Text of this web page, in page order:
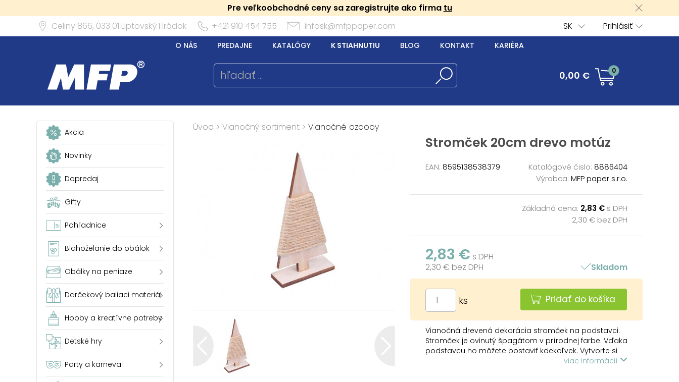
Pre veľkoobchodné ceny sa zaregistrujte ako firma tu
Celiny 866, 033 01 Liptovský Hrádok +421 910 454 755 infosk@mfppaper.com Prihlásiť
SK
O NÁS PREDAJNE KATALÓGY K STIAHNUTIU BLOG KONTAKT KARIÉRA
0,00 € 0
Akcia
Novinky
Dopredaj
Gifty
Pohľadnice
Blahoželanie do obálok
Obálky na peniaze
Darčekový baliaci materiál
Hobby a kreatívne potreby
Detské hry
Party a karneval
Úvod > Vianočný sortiment > Vianočné ozdoby
Stromček 20cm drevo motúz
EAN: 8595138538379 Katalógové čislo: 8886404
Výrobca: MFP paper s.r.o.
Základná cena: 2,83 € s DPH
2,30 € bez DPH
2,83 € s DPH
2,30 € bez DPH
Skladom
ks Pridať do košíka
Vianočná drevená dekorácia stromček na podstavci.
Stromček je ovinutý špagátom v prírodnej farbe. Vďaka
podstavcu ho môžete postaviť kdekoľvek. Vytvorte si
doma príjemnú vianočnú atmosféru a vyzdobte si
viac informácií